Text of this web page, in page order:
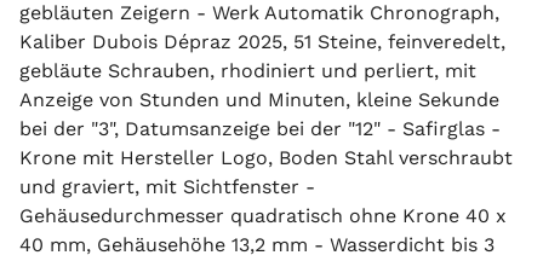
gebläuten Zeigern - Werk Automatik Chronograph,
Kaliber Dubois Dépraz 2025, 51 Steine, feinveredelt,
gebläute Schrauben, rhodiniert und perliert, mit
Anzeige von Stunden und Minuten, kleine Sekunde
bei der "3", Datumsanzeige bei der "12" - Safirglas -
Krone mit Hersteller Logo, Boden Stahl verschraubt
und graviert, mit Sichtfenster -
Gehäusedurchmesser quadratisch ohne Krone 40 x
40 mm, Gehäusehöhe 13,2 mm - Wasserdicht bis 3